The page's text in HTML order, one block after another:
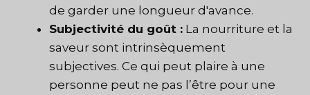
de garder une longueur d'avance.
Subjectivité du goût : La nourriture et la
saveur sont intrinsèquement
subjectives. Ce qui peut plaire à une
personne peut ne pas l’être pour une